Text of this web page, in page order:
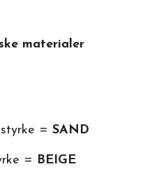
materialer
= SAND
= BEIGE